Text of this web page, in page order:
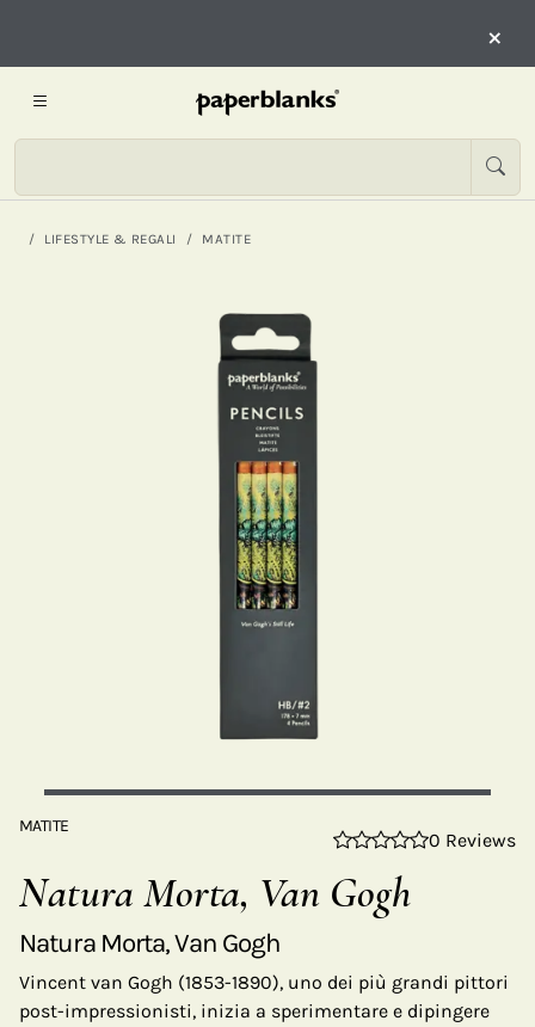
×
LIFESTYLE & REGALI MATITE
MATITE
0 Reviews
Natura Morta, Van Gogh
Natura Morta, Van Gogh
Vincent van Gogh (1853-1890), uno dei più grandi pittori
post-impressionisti, inizia a sperimentare e dipingere